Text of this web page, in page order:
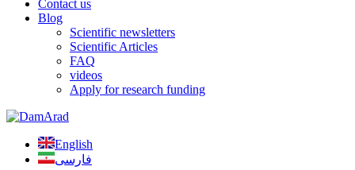
Contact us
Blog
Scientific newsletters
Scientific Articles
FAQ
videos
Apply for research funding
English
فارسی